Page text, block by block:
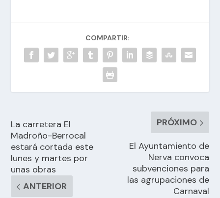
COMPARTIR:
La carretera El
Madroño-Berrocal
estará cortada este
lunes y martes por
unas obras
ANTERIOR
PRÓXIMO
El Ayuntamiento de
Nerva convoca
subvenciones para
las agrupaciones de
Carnaval